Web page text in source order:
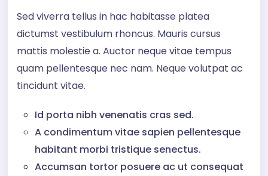
Sed viverra tellus in hac habitasse platea
dictumst vestibulum rhoncus. Mauris cursus
mattis molestie a. Auctor neque vitae tempus
quam pellentesque nec nam. Neque volutpat ac
tincidunt vitae.
Id porta nibh venenatis cras sed.
A condimentum vitae sapien pellentesque
habitant morbi tristique senectus.
Accumsan tortor posuere ac ut consequat